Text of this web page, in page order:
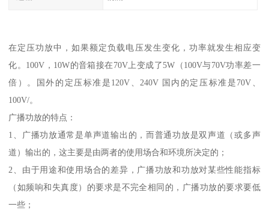
在定压功放中，如果额定负载电压发生变化，功率就发生相应变
化。100V，10W的音箱接在70V上变成了5W（100V与70V功率差一
倍）。国外的定压标准是120V、240V 国内的定压标准是70V、
100V/。
广播功放的特点：
1、广播功放通常是单声道输出的，而普通功放是双声道（或多声
道）输出的，这主要是由两者的使用场合和环境所决定的；
2、由于用途和使用场合的差异，广播功放和功放对某些性能指标
（如频响和失真度）的要求是不完全相同的，广播功放的要求要低
一些；